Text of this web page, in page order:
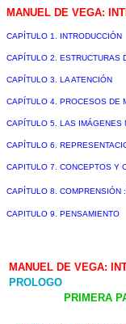
MANUEL DE VEGA:
CAPÍTULO 1. INTRODUCCIÓN
CAPÍTULO 2. ESTRUCTURAS
CAPÍTULO 3. LA ATENCIÓN
CAPÍTULO 4. PROCESOS DE
CAPÍTULO 5. LAS IMÁGENES
CAPÍTULO 6.
CAPITULO 7. CONCEPTOS Y
CAPÍTULO 8. COMPRENSIÓN :
CAPITULO 9. PENSAMIENTO
MANUEL DE VEGA:
PROLOGO
PRIMERA